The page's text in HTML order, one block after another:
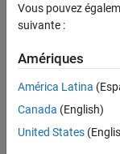
Description
Input Arguments
Version History
See Also
DoeObjMod =
Description
DoeObjMod=
example
Vous pouvez
suivante :
Amériques
América Latina
Canada (English)
United States